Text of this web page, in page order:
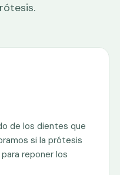
de los dientes que
si la prótesis
reponer los